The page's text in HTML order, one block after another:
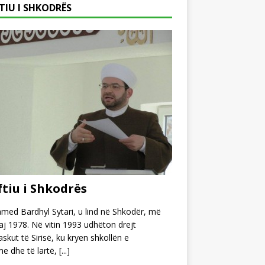
I SHKODRËS
i Shkodrës
Bardhyl Sytari, u lind në Shkodër, më
1978. Në vitin 1993 udhëton drejt
të Sirisë, ku kryen shkollën e
dhe të lartë, [...]